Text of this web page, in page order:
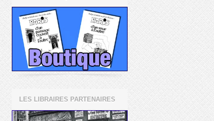
LES LIBRAIRES PARTENAIRES